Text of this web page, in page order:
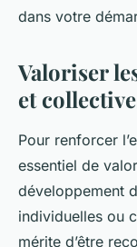
dans votre
Valoriser
et
Pour renforcer
essentiel de
développement
individuelles ou
mérite d’être